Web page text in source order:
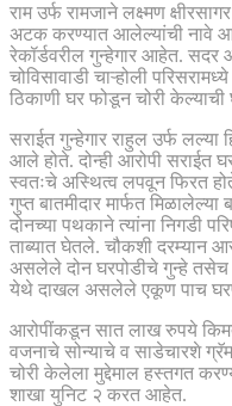
राम उर्फ रामजाने लक्ष्मण
अटक करण्यात आलेल्यांची नावे
रेकॉर्डवरील गुन्हेगार आहेत. सदर
चोविसावाडी चाऱ्होली
ठिकाणी घर फोडून चोरी केल्याची
सराईत गुन्हेगार राहुल उर्फ लल्या
आले होते. दोन्ही आरोपी सराईत
स्वतःचे अस्थित्व लपवून फिरत
गुप्त बातमीदार मार्फत
दोनच्या पथकाने त्यांना निगडी
ताब्यात घेतले. चौकशी दरम्यान
असलेले दोन घरपोडीचे गुन्हे
येथे दाखल असलेले एकूण पाच
आरोपींकडून सात लाख रुपये
वजनाचे सोन्याचे व साडेचारशे
चोरी केलेला मुद्देमाल हस्तगत
शाखा युनिट २ करत आहेत.